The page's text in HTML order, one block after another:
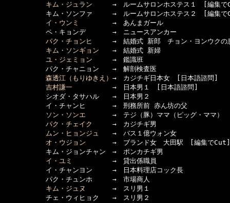
キム・ジュラン →　ルームサロンホステス１　[編集
　　　　　キム・ソンファ　　　→　ルームサロンホステス２　[編集
イ・ウンミ
→　あんまガール
  　　　　　ペ・キョンデ　　　　→　ニュースアンカー
パク・チョンヒ
→　結婚式 新郎　チョン・ヨンウクの
キム・ソンギョン →　結婚式 新婦
ユ・ジェミョン →　鑑識班
  　　　　　パク・チャニョン　　→　解剖検査医
森透江（もりゆきえ） →　カジチギ日本女　[日本語諮問]
吉村謙一 →　日本男１　[日本語諮問]
  　　　　　シオダ・タサハル　　→　日本男２
  　　　　　イ・チャンヒ　　　　→　刑務所前 赤ん坊の父
ソン・ソンエ →　テジ（豚）ママ（ピッグ・ママ）
パク・チェイク
→　カジチギ男
ムン・ヒョンジュ
→　バス１億ウォン女
オ・ウジョン →　ブランド女　大田駅　[編集でCut]
  　　　　　キム・ジョンチャン　→　ポンカチギ男
イ・ユミ
→　貸出係職員
  　　　　　イ・チャンヨン　　　→　日本料理店コック長
  　　　　　パク・チュンホ　　　→　市場商人
キム・ジュヌ
→　スリ男１
  　　　　　チェ・ウィヒョク　　→　スリ男２